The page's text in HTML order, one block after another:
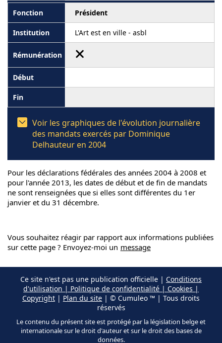
Président
L'Art est en ville - asbl
Voir les graphiques de l'évolution journalière
des mandats exercés par Dominique
Delhauteur en 2004
Pour les déclarations fédérales des années 2004 à 2008 et
pour l'année 2013, les dates de début et de fin de mandats
ne sont renseignées que si elles sont différentes du 1er
janvier et du 31 décembre.
Vous souhaitez réagir par rapport aux informations publiées
sur cette page ? Envoyez-moi un message
Ce site n'est pas une publication officielle | Conditions
d'utilisation | Politique de confidentialité | Cookies |
Copyright | Plan du site | © Cumuleo ™ | Tous droits
réservés
Le contenu du présent site est protégé par la législation belge et
internationale sur le droit d'auteur et sur le droit des bases de
données.